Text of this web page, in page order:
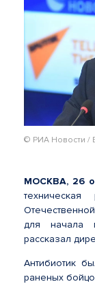
© РИА Новости /
МОСКВА, 26
для начала
рассказал
Антибиотик
раненых